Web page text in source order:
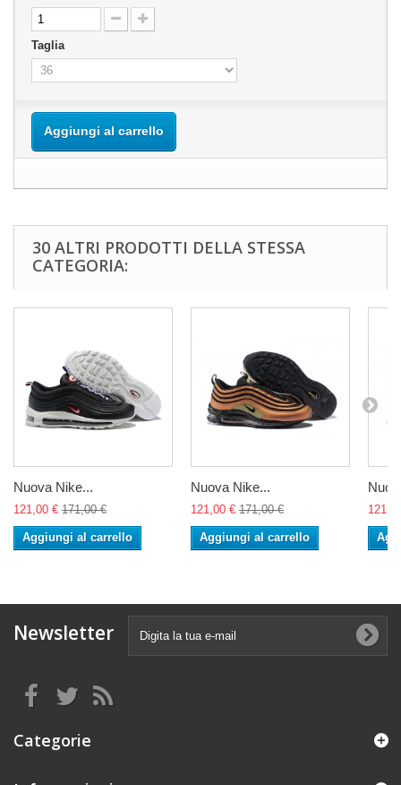
Taglia
Aggiungi al carrello
30 ALTRI PRODOTTI DELLA STESSA
CATEGORIA:
Nuova Nike...
121,00 € 171,00 €
Aggiungi al carrello
Nuova Nike...
121,00 € 171,00 €
Aggiungi al carrello
Newsletter
Categorie